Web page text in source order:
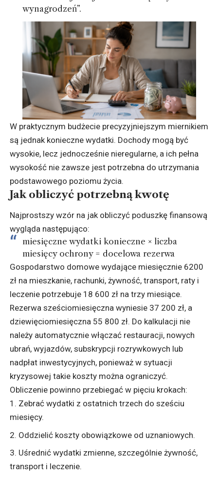
wynagrodzeń”.
W praktycznym budżecie precyzyjniejszym miernikiem
są jednak konieczne wydatki. Dochody mogą być
wysokie, lecz jednocześnie nieregularne, a ich pełna
wysokość nie zawsze jest potrzebna do utrzymania
podstawowego poziomu życia.
Jak obliczyć potrzebną kwotę
Najprostszy wzór na jak obliczyć poduszkę finansową
wygląda następująco:
miesięczne wydatki konieczne × liczba
miesięcy ochrony = docelowa rezerwa
Gospodarstwo domowe wydające miesięcznie 6200
zł na mieszkanie, rachunki, żywność, transport, raty i
leczenie potrzebuje 18 600 zł na trzy miesiące.
Rezerwa sześciomiesięczna wyniesie 37 200 zł, a
dziewięciomiesięczna 55 800 zł. Do kalkulacji nie
należy automatycznie włączać restauracji, nowych
ubrań, wyjazdów, subskrypcji rozrywkowych lub
nadpłat inwestycyjnych, ponieważ w sytuacji
kryzysowej takie koszty można ograniczyć.
Obliczenie powinno przebiegać w pięciu krokach:
Zebrać wydatki z ostatnich trzech do sześciu
miesięcy.
Oddzielić koszty obowiązkowe od uznaniowych.
Uśrednić wydatki zmienne, szczególnie żywność,
transport i leczenie.